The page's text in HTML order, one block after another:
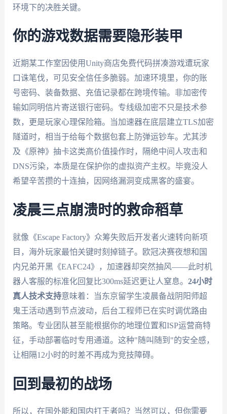
环境下的决胜关键。
你的游戏数据需要隐形装甲
近期某工作室因使用Unity商店免费代码拼凑游戏遭玩家
口诛笔伐，可见安全信任多脆弱。加速环境里，你的账
号密码、装备数据、充值记录都在跨境传输。非加密传
输如同明信片寄送银行密码。专线级加密不只是技术参
数，更是玩家心理保险箱。当加速器在底层建立TLS加密
隧道时，相当于给每个数据包套上防弹运钞车。尤其涉
及《原神》抽卡这类高价值操作时，隔绝中间人攻击和
DNS污染，本质是在保护你的虚拟资产主权。毕竟没人
希望辛苦攒的十连抽，因网络漏洞变成黑客的盛宴。
凌晨三点崩溃时的救命稻草
就像《Escape Factory》众筹失败后开发者火速转向新项
目，海外玩家最怕关键时刻掉链子。欧冠决赛夜想和国
内兄弟开黑《EAFC24》，加速器却突然抽风——此时机
器人客服的标准化回复比300ms延迟更让人窒息。 24小时
真人技术支持意味着：当东京留学生凌晨备战阴阳师超
鬼王活动遇到节点波动，后台工程师已在实时调优路由
策略。专业团队甚至能根据你的地理位置和ISP运营商特
征，手动部署临时专用通道。这种"随叫随到"的安全感，
让相隔12小时的时差不再成为竞技障碍。
回到最初的战场
所以，在国外能和国内打王者吗？当然可以，但你需要